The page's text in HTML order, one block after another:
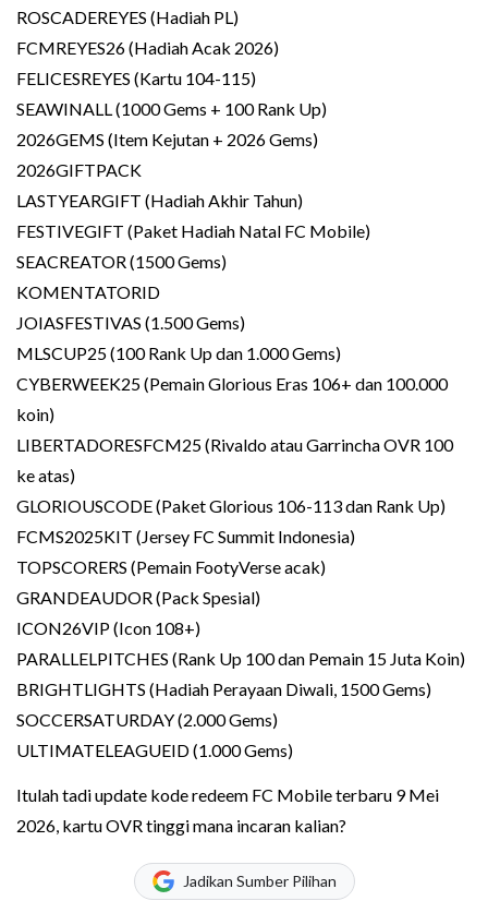
ROSCADEREYES (Hadiah PL)
FCMREYES26 (Hadiah Acak 2026)
FELICESREYES (Kartu 104-115)
SEAWINALL (1000 Gems + 100 Rank Up)
2026GEMS (Item Kejutan + 2026 Gems)
2026GIFTPACK
LASTYEARGIFT (Hadiah Akhir Tahun)
FESTIVEGIFT (Paket Hadiah Natal FC Mobile)
SEACREATOR (1500 Gems)
KOMENTATORID
JOIASFESTIVAS (1.500 Gems)
MLSCUP25 (100 Rank Up dan 1.000 Gems)
CYBERWEEK25 (Pemain Glorious Eras 106+ dan 100.000
koin)
LIBERTADORESFCM25 (Rivaldo atau Garrincha OVR 100
ke atas)
GLORIOUSCODE (Paket Glorious 106-113 dan Rank Up)
FCMS2025KIT (Jersey FC Summit Indonesia)
TOPSCORERS (Pemain FootyVerse acak)
GRANDEAUDOR (Pack Spesial)
ICON26VIP (Icon 108+)
PARALLELPITCHES (Rank Up 100 dan Pemain 15 Juta Koin)
BRIGHTLIGHTS (Hadiah Perayaan Diwali, 1500 Gems)
SOCCERSATURDAY (2.000 Gems)
ULTIMATELEAGUEID (1.000 Gems)
Itulah tadi update kode redeem FC Mobile terbaru 9 Mei
2026, kartu OVR tinggi mana incaran kalian?
Jadikan Sumber Pilihan